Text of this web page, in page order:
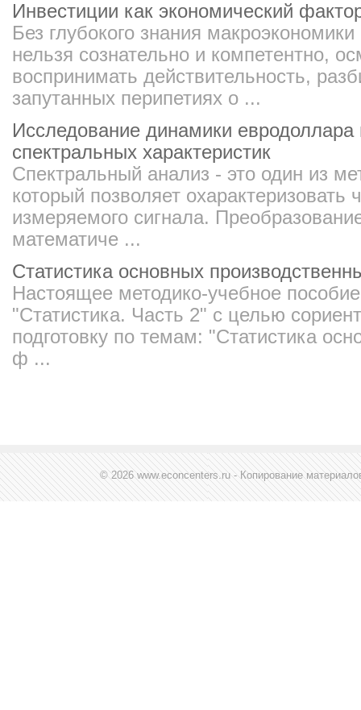
Инвестиции как экономический
Без глубокого знания
нельзя сознательно и компетентно,
воспринимать действительность,
запутанных перипетиях о ...
Исследование динамики
спектральных характеристик
Спектральный анализ - это один из
который позволяет охарактеризовать
измеряемого сигнала.
математиче ...
Статистика основных
Настоящее методико-учебное
"Статистика. Часть 2" с целью
подготовку по темам: "Статистика
ф ...
© 2026 www.econcenters.ru - Копирование